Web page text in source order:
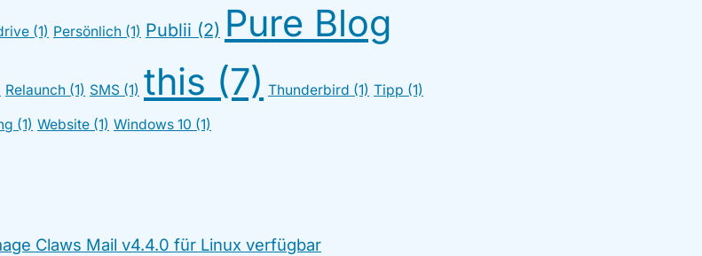
(1) Persönlich (1) Publii (2) Pure Blog
Relaunch (1) SMS (1) this (7) Thunderbird (1) Tipp (1)
(1) Website (1) Windows 10 (1)
Claws Mail v4.4.0 für Linux verfügbar